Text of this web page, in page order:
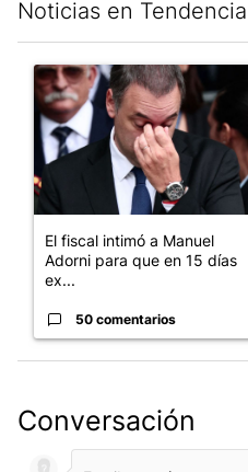
Noticias en Tendencia
Un artículo de tendencia
El fiscal intimó a Manuel
Adorni para que en 15 días
ex...
50 comentarios
Conversación